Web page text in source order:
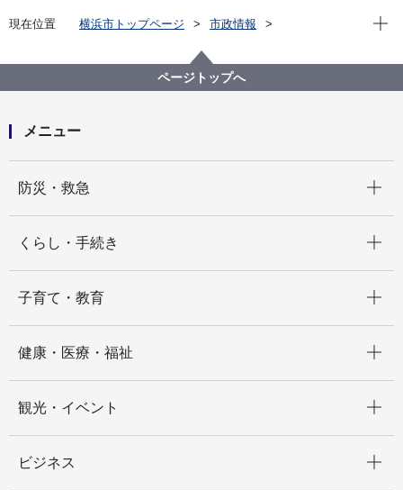
現在位置 横浜市トップページ
市政情報
新型コロナウイルス感染症による新たな市内の患者確
認について
現在
ページトップへ
メニュー
防災・救急
くらし・手続き
子育て・教育
健康・医療・福祉
観光・イベント
ビジネス